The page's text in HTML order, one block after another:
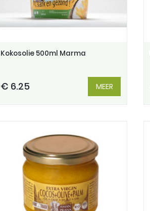
Kokosolie 500ml Marma
€ 6.25 MEER